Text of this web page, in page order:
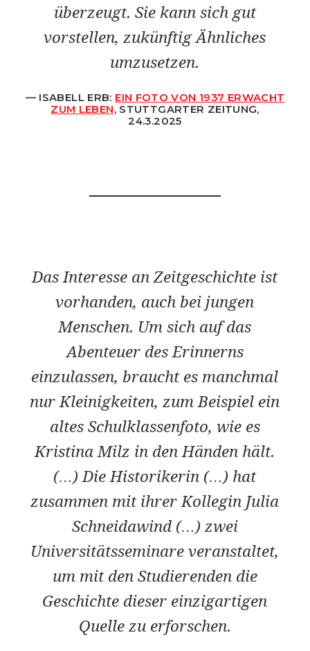
überzeugt. Sie kann sich gut
vorstellen, zukünftig Ähnliches
umzusetzen.
ISABELL ERB: EIN FOTO VON 1937 ERWACHT
ZUM LEBEN, STUTTGARTER ZEITUNG,
24.3.2025
Das Interesse an Zeitgeschichte ist
vorhanden, auch bei jungen
Menschen. Um sich auf das
Abenteuer des Erinnerns
einzulassen, braucht es manchmal
nur Kleinigkeiten, zum Beispiel ein
altes Schulklassenfoto, wie es
Kristina Milz in den Händen hält.
(…) Die Historikerin (…) hat
zusammen mit ihrer Kollegin Julia
Schneidawind (…) zwei
Universitätsseminare veranstaltet,
um mit den Studierenden die
Geschichte dieser einzigartigen
Quelle zu erforschen.